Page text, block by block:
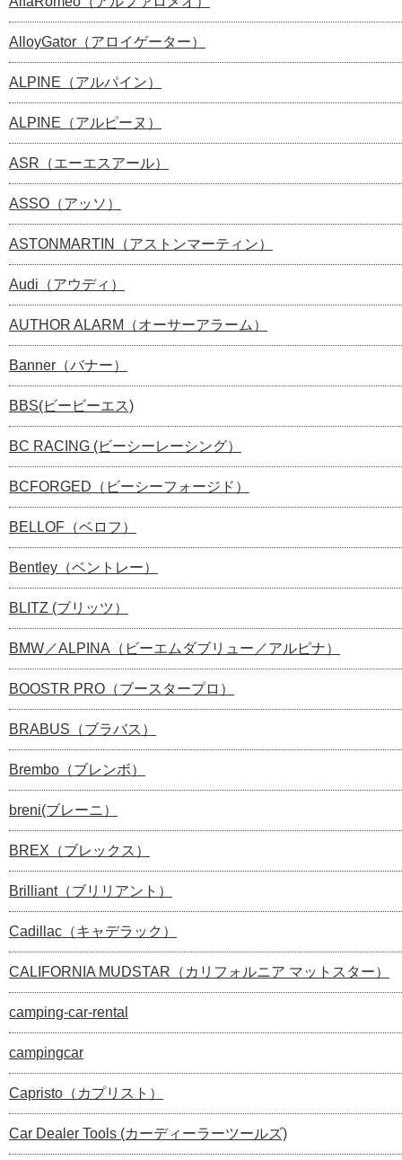
AlloyGator（アロイゲーター）
ALPINE（アルパイン）
ALPINE（アルピーヌ）
ASR（エーエスアール）
ASSO（アッソ）
ASTONMARTIN（アストンマーティン）
Audi（アウディ）
AUTHOR ALARM（オーサーアラーム）
Banner（バナー）
BBS(ビービーエス)
BC RACING (ビーシーレーシング）
BCFORGED（ビーシーフォージド）
BELLOF（ベロフ）
Bentley（ベントレー）
BLITZ (ブリッツ）
BMW／ALPINA（ビーエムダブリュー／アルピナ）
BOOSTR PRO（ブースタープロ）
BRABUS（ブラバス）
Brembo（ブレンボ）
breni(ブレーニ）
BREX（ブレックス）
Brilliant（ブリリアント）
Cadillac（キャデラック）
CALIFORNIA MUDSTAR（カリフォルニア マットスター）
camping-car-rental
campingcar
Capristo（カプリスト）
Car Dealer Tools (カーディーラーツールズ)